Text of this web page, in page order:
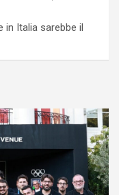
in Italia sarebbe il